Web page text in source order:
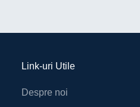
Link-uri Utile
Despre noi